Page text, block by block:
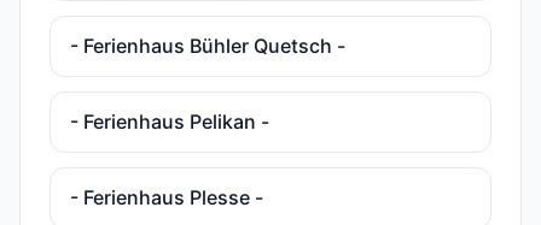
- Ferienhaus Bühler Quetsch -
- Ferienhaus Pelikan -
- Ferienhaus Plesse -